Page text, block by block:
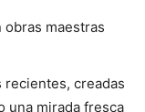
obras maestras
recientes, creadas
una mirada fresca